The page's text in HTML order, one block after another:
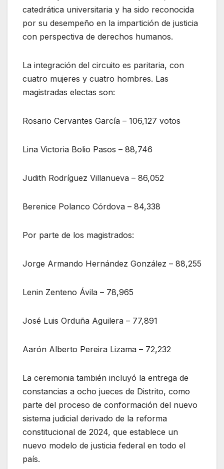
catedrática universitaria y ha sido reconocida
por su desempeño en la impartición de justicia
con perspectiva de derechos humanos.
La integración del circuito es paritaria, con
cuatro mujeres y cuatro hombres. Las
magistradas electas son:
Rosario Cervantes García – 106,127 votos
Lina Victoria Bolio Pasos – 88,746
Judith Rodríguez Villanueva – 86,052
Berenice Polanco Córdova – 84,338
Por parte de los magistrados:
Jorge Armando Hernández González – 88,255
Lenin Zenteno Ávila – 78,965
José Luis Orduña Aguilera – 77,891
Aarón Alberto Pereira Lizama – 72,232
La ceremonia también incluyó la entrega de
constancias a ocho jueces de Distrito, como
parte del proceso de conformación del nuevo
sistema judicial derivado de la reforma
constitucional de 2024, que establece un
nuevo modelo de justicia federal en todo el
país.